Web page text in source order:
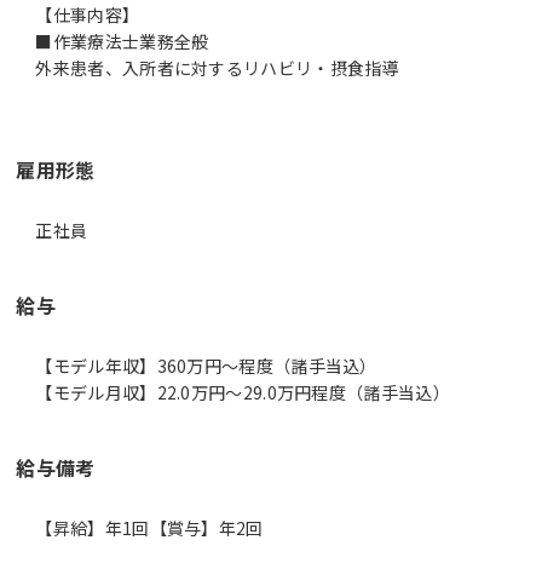
【仕事内容】
■作業療法士業務全般
外来患者、入所者に対するリハビリ・摂食指導
雇用形態
正社員
給与
【モデル年収】360万円〜程度（諸手当込）
【モデル月収】22.0万円〜29.0万円程度（諸手当込）
給与備考